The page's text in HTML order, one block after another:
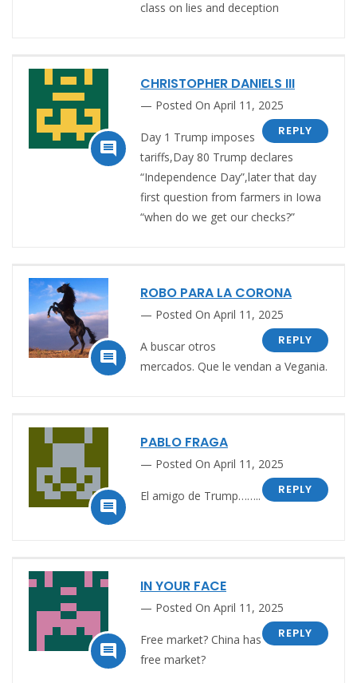
class on lies and deception

CHRISTOPHER DANIELS III
Posted On April 11, 2025
REPLY
Day 1 Trump imposes
tariffs,Day 80 Trump declares
“Independence Day”,later that day
first question from farmers in Iowa
“when do we get our checks?”

ROBO PARA LA CORONA
Posted On April 11, 2025
REPLY
A buscar otros
mercados. Que le vendan a Vegania.

PABLO FRAGA
Posted On April 11, 2025
REPLY
El amigo de Trump……..

IN YOUR FACE
Posted On April 11, 2025
REPLY
Free market? China has
free market?